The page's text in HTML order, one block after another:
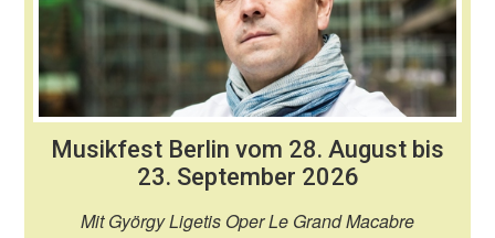
Musikfest Berlin vom 28. August bis
23. September 2026
Mit György Ligetis Oper Le Grand Macabre